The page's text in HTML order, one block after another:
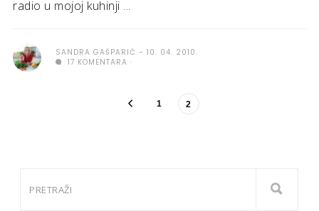
radio u mojoj kuhinji ...
SANDRA GAŠPARIĆ
10. 04. 2010.
17 KOMENTARA
1 2